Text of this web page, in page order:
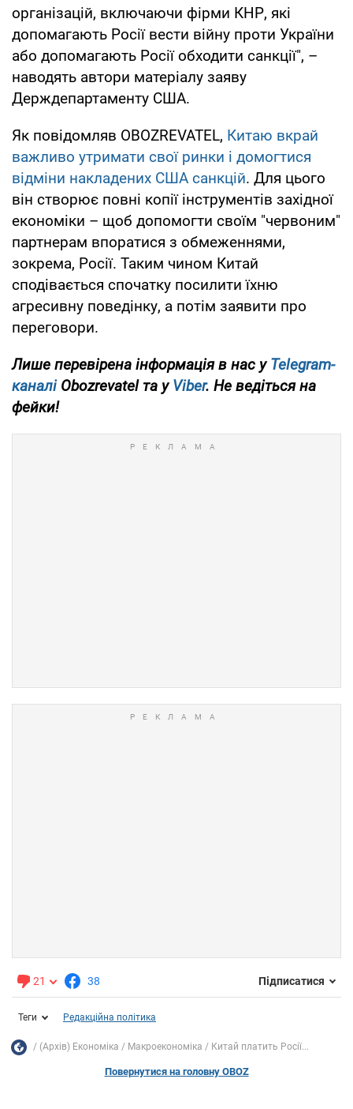
організацій, включаючи фірми КНР, які
допомагають Росії вести війну проти України
або допомагають Росії обходити санкції", –
наводять автори матеріалу заяву
Держдепартаменту США.
Як повідомляв OBOZREVATEL, Китаю вкрай
важливо утримати свої ринки і домогтися
відміни накладених США санкцій. Для цього
він створює повні копії інструментів західної
економіки – щоб допомогти своїм "червоним"
партнерам впоратися з обмеженнями,
зокрема, Росії. Таким чином Китай
сподівається спочатку посилити їхню
агресивну поведінку, а потім заявити про
переговори.
Лише перевірена інформація в нас уTelegram-
каналіObozrevatel та уViber. Не ведіться на
фейки!
21 38 Підписатися
Теги Редакційна політика
(Архів) Економіка Mакроекономіка Китай платить Росії...
Повернутися на головну OBOZ